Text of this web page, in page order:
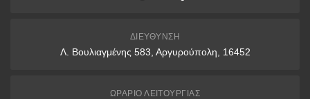
9 δόσεις: άνω των 1000€
12 δόσεις: άνω των 1500€
ΔΙΕΎΘΥΝΣΗ
Λ. Βουλιαγμένης 583, Αργυρούπολη, 16452
ΩΡΆΡΙΟ ΛΕΙΤΟΥΡΓΊΑΣ